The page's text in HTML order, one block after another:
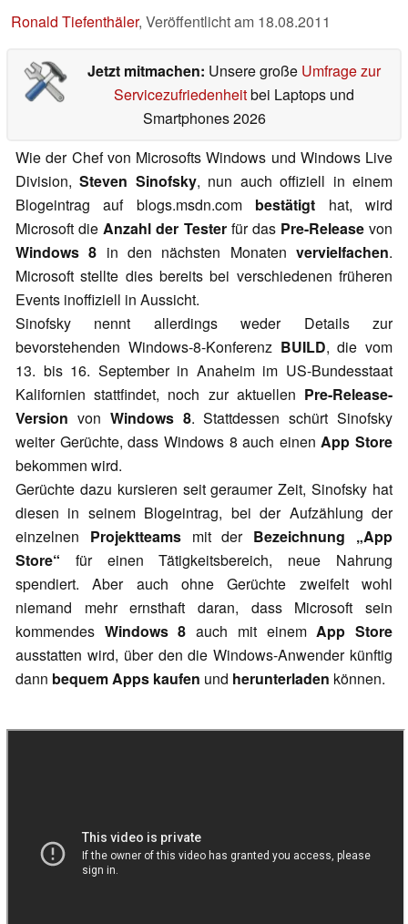
Ronald Tiefenthäler, Veröffentlicht am 18.08.2011
Jetzt mitmachen: Unsere große Umfrage zur
Servicezufriedenheitbei Laptops und
Smartphones 2026
Wie der Chef von Microsofts Windows und Windows Live
Division,Steven Sinofsky, nun auch offiziell in einem
Blogeintrag auf blogs.msdn.com bestätigt hat, wird
Microsoft dieAnzahl der Testerfür das Pre-Releasevon
Windows 8 in den nächsten Monatenvervielfachen.
Microsoft stellte dies bereits bei verschiedenen früheren
Events inoffiziell in Aussicht.
Sinofsky nennt allerdings weder Details zur
bevorstehenden Windows-8-Konferenz BUILD, die vom
13. bis 16. September in Anaheim im US-Bundesstaat
Kalifornien stattfindet, noch zur aktuellen Pre-Release-
Version von Windows 8. Stattdessen schürt Sinofsky
weiter Gerüchte, dass Windows 8 auch einenApp Store
bekommen wird.
Gerüchte dazu kursieren seit geraumer Zeit, Sinofsky hat
diesen in seinem Blogeintrag, bei der Aufzählung der
einzelnen Projektteamsmit der Bezeichnung „App
Store“ für einen Tätigkeitsbereich, neue Nahrung
spendiert. Aber auch ohne Gerüchte zweifelt wohl
niemand mehr ernsthaft daran, dass Microsoft sein
kommendes Windows 8 auch mit einemApp Store
ausstatten wird, über den die Windows-Anwender künftig
dann bequem Apps kaufen und herunterladen können.